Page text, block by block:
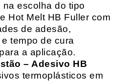
escolha do tipo
Hot Melt HB Fuller com
de adesão,
tempo de cura
a aplicação.
– Adesivo HB
termoplásticos em